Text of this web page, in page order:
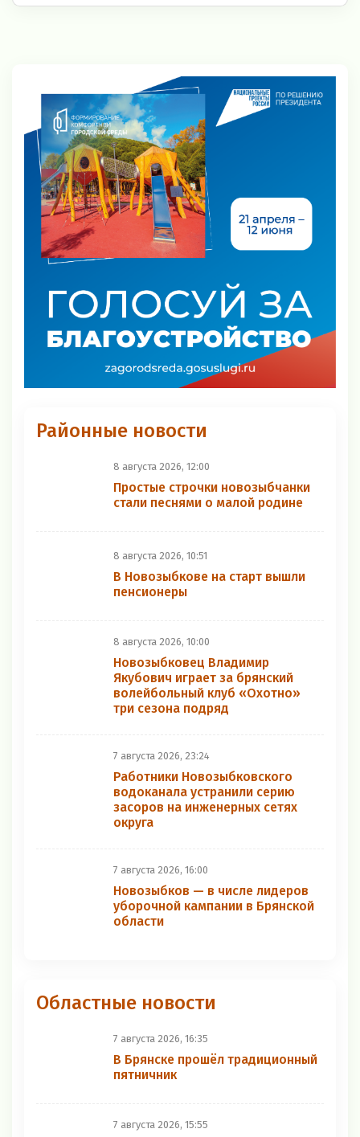
Районные новости
8 августа 2026, 12:00
Простые строчки новозыбчанки
стали песнями о малой родине
8 августа 2026, 10:51
В Новозыбкове на старт вышли
пенсионеры
8 августа 2026, 10:00
Новозыбковец Владимир
Якубович играет за брянский
волейбольный клуб «Охотно»
три сезона подряд
7 августа 2026, 23:24
Работники Новозыбковского
водоканала устранили серию
засоров на инженерных сетях
округа
7 августа 2026, 16:00
Новозыбков — в числе лидеров
уборочной кампании в Брянской
области
Областные новости
7 августа 2026, 16:35
В Брянске прошёл традиционный
пятничник
7 августа 2026, 15:55